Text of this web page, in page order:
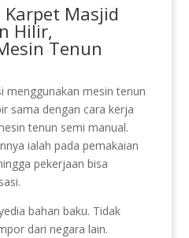
Karpet Masjid
Hilir,
Tenun
menggunakan mesin tenun
sama dengan cara kerja
tenun semi manual.
ialah pada pemakaian
pekerjaan bisa
bahan baku. Tidak
dari negara lain.